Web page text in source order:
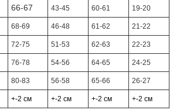
66-67 43-45 60-61 19-20
68-69 46-48 61-62 21-22
72-75 51-53 62-63 22-23
76-78 54-56 64-65 24-25
80-83 56-58 65-66 26-27
+-2 см +-2 см +-2 см +-2 см